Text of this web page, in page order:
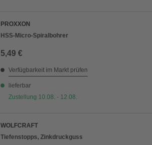
PROXXON
HSS-Micro-Spiralbohrer
5,49 €
Verfügbarkeit im Markt prüfen
lieferbar
Zustellung 10.08. - 12.08.
WOLFCRAFT
Tiefenstopps, Zinkdruckguss